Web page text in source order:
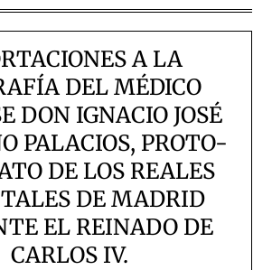
A LA
DEL MÉDICO
DON IGNACIO JOSÉ
PALACIOS, PROTO-
DE LOS REALES
DE MADRID
EL REINADO DE
CARLOS IV.